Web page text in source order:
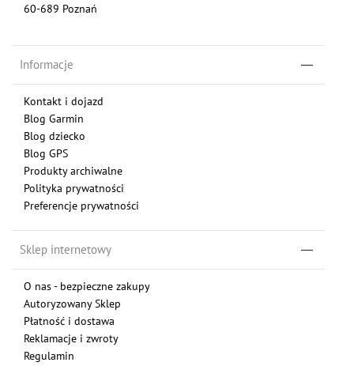
60-689 Poznań
Informacje
Kontakt i dojazd
Blog Garmin
Blog dziecko
Blog GPS
Produkty archiwalne
Polityka prywatności
Preferencje prywatności
Sklep internetowy
O nas - bezpieczne zakupy
Autoryzowany Sklep
Płatność i dostawa
Reklamacje i zwroty
Regulamin